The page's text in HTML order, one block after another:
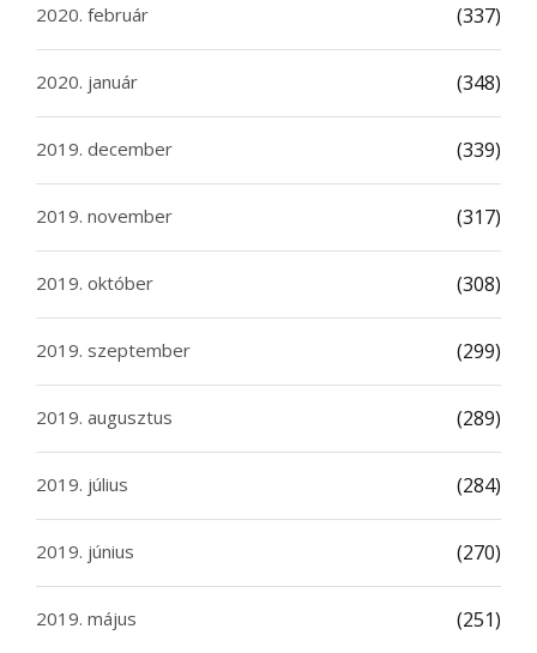
2020. február (337)
2020. január (348)
2019. december (339)
2019. november (317)
2019. október (308)
2019. szeptember (299)
2019. augusztus (289)
2019. július (284)
2019. június (270)
2019. május (251)